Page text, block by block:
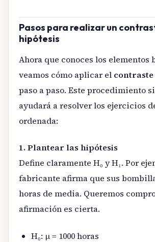
Pasos para realizar un
hipótesis
Ahora que conoces los elementos
veamos cómo aplicar el
paso a paso. Este procedimiento
ayudará a resolver los ejercicios
ordenada:
1. Plantear las hipótesis
Define claramente H₀ y H₁. Por
fabricante afirma que sus
horas de media. Queremos
afirmación es cierta.
H₀: μ = 1000 horas